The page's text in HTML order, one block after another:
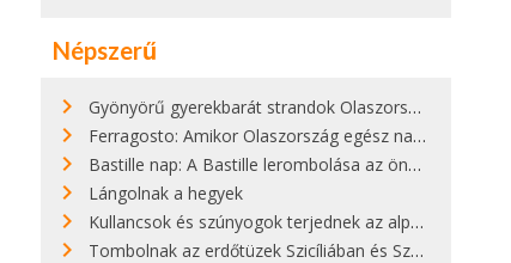
Népszerű
Gyönyörű gyerekbarát strandok Olaszországban - megmutatjuk a 15 legjobbat
Ferragosto: Amikor Olaszország egész nap nyaral
Bastille nap: A Bastille lerombolása az önkényuralom végét jelentette
Lángolnak a hegyek
Kullancsok és szúnyogok terjednek az alpesi legelőkön
Tombolnak az erdőtüzek Szicíliában és Szardínián